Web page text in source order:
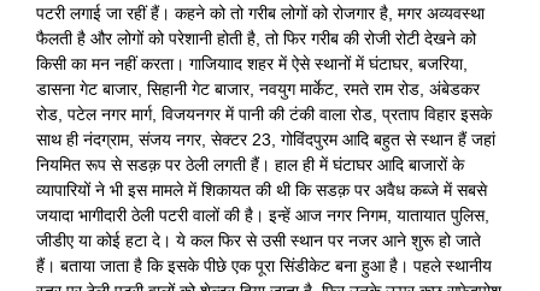
पटरी लगाई जा रहीं हैं। कहने को तो गरीब लोगों को रोजगार है, मगर अव्यवस्था
फैलती है और लोगों को परेशानी होती है, तो फिर गरीब की रोजी रोटी देखने को
किसी का मन नहीं करता। गाजियााद शहर में ऐसे स्थानों में घंटाघर, बजरिया,
डासना गेट बाजार, सिहानी गेट बाजार, नवयुग मार्केट, रमते राम रोड, अंबेडकर
रोड, पटेल नगर मार्ग, विजयनगर में पानी की टंकी वाला रोड, प्रताप विहार इसके
साथ ही नंदग्राम, संजय नगर, सेक्टर 23, गोविंदपुरम आदि बहुत से स्थान हैं जहां
नियमित रूप से सडक़ पर ठेली लगती हैं। हाल ही में घंटाघर आदि बाजारों के
व्यापारियों ने भी इस मामले में शिकायत की थी कि सडक़ पर अवैध कब्जे में सबसे
जयादा भागीदारी ठेली पटरी वालों की है। इन्हें आज नगर निगम, यातायात पुलिस,
जीडीए या कोई हटा दे। ये कल फिर से उसी स्थान पर नजर आने शुरू हो जाते
हैं। बताया जाता है कि इसके पीछे एक पूरा सिंडीकेट बना हुआ है। पहले स्थानीय